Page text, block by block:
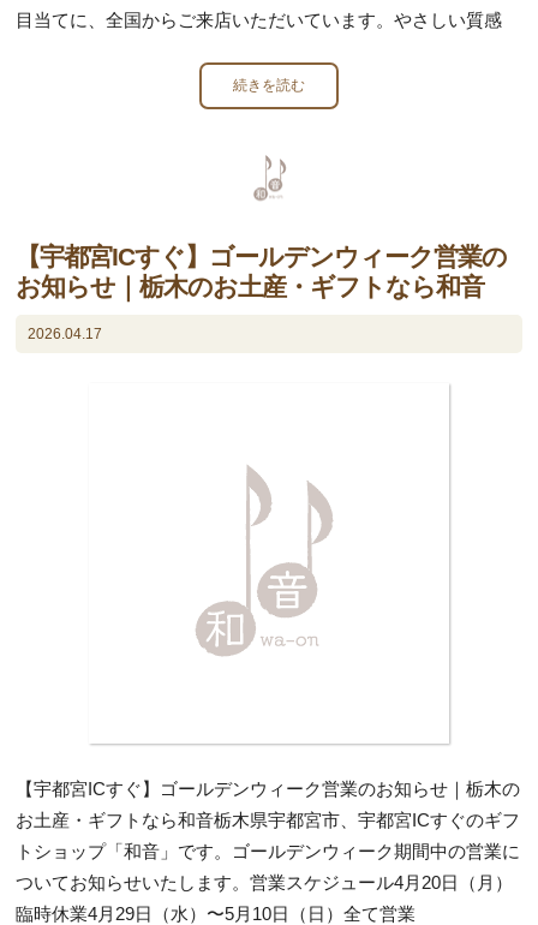
目当てに、全国からご来店いただいています。やさしい質感
続きを読む
【宇都宮ICすぐ】ゴールデンウィーク営業の
お知らせ｜栃木のお土産・ギフトなら和音
2026.04.17
【宇都宮ICすぐ】ゴールデンウィーク営業のお知らせ｜栃木の
お土産・ギフトなら和音栃木県宇都宮市、宇都宮ICすぐのギフ
トショップ「和音」です。ゴールデンウィーク期間中の営業に
ついてお知らせいたします。営業スケジュール4月20日（月）
臨時休業4月29日（水）〜5月10日（日）全て営業